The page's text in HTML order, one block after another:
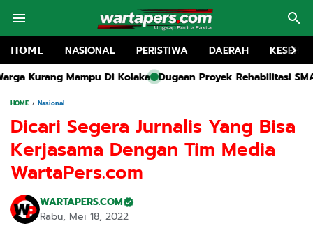
𝗛𝗢𝗠𝗘 NASIONAL PERISTIWA DAERAH
Kolaka Dugaan Proyek Rehabilitasi SMA 1 Kwanyar Tanpa
HOME Nasional
Dicari Segera Jurnalis Yang Bisa
Kerjasama Dengan Tim Media
WartaPers.com
WARTAPERS.COM
Rabu, Mei 18, 2022